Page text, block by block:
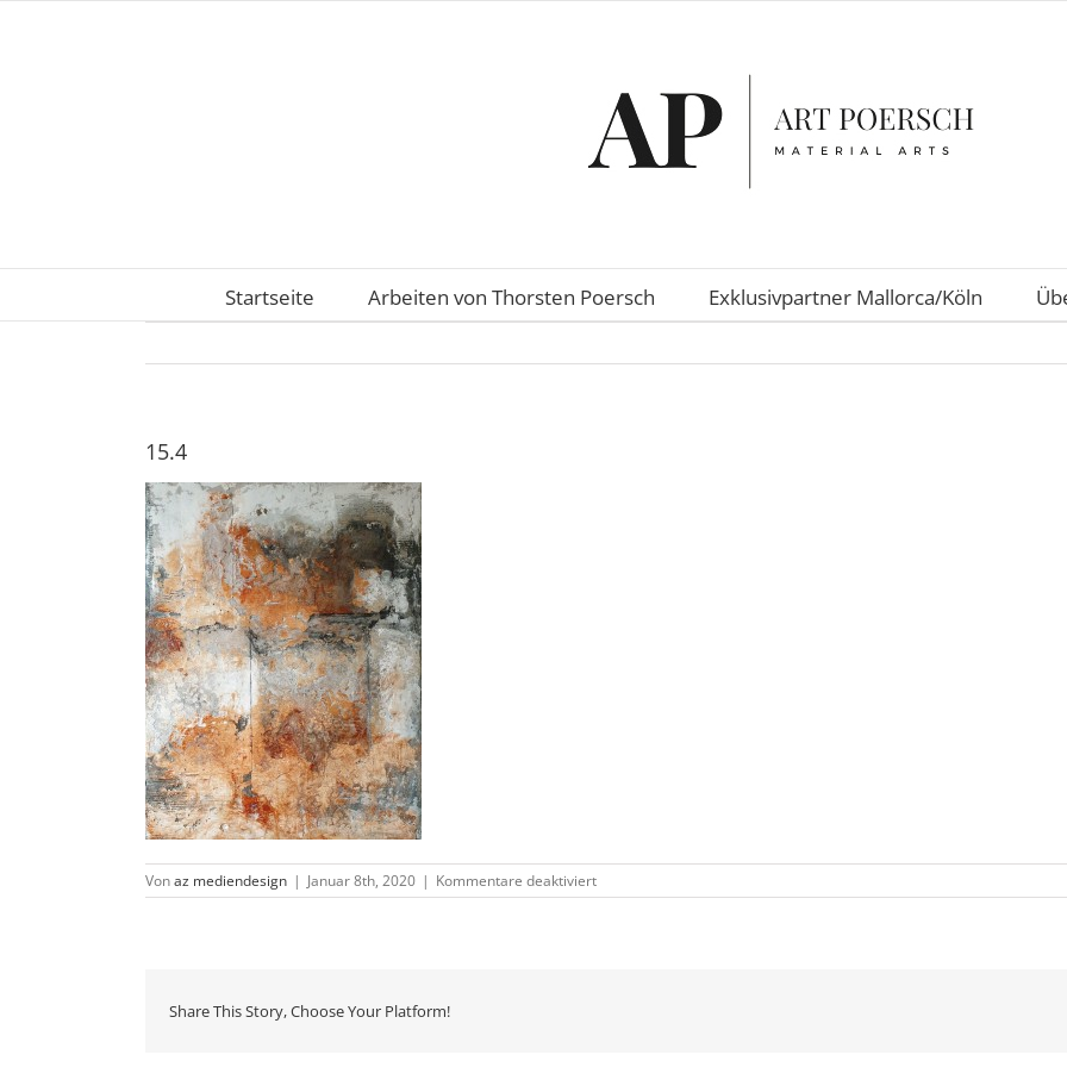
Startseite Arbeiten von Thorsten Poersch Exklusivpartner Mallorca/Köln
15.4
Vonaz mediendesign | Januar 8th, 2020 | Kommentare deaktiviertfür
15.4
Share This Story, Choose Your Platform!